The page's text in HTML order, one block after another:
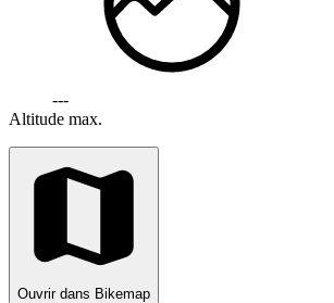
---
Altitude max.
Ouvrir dans Bikemap